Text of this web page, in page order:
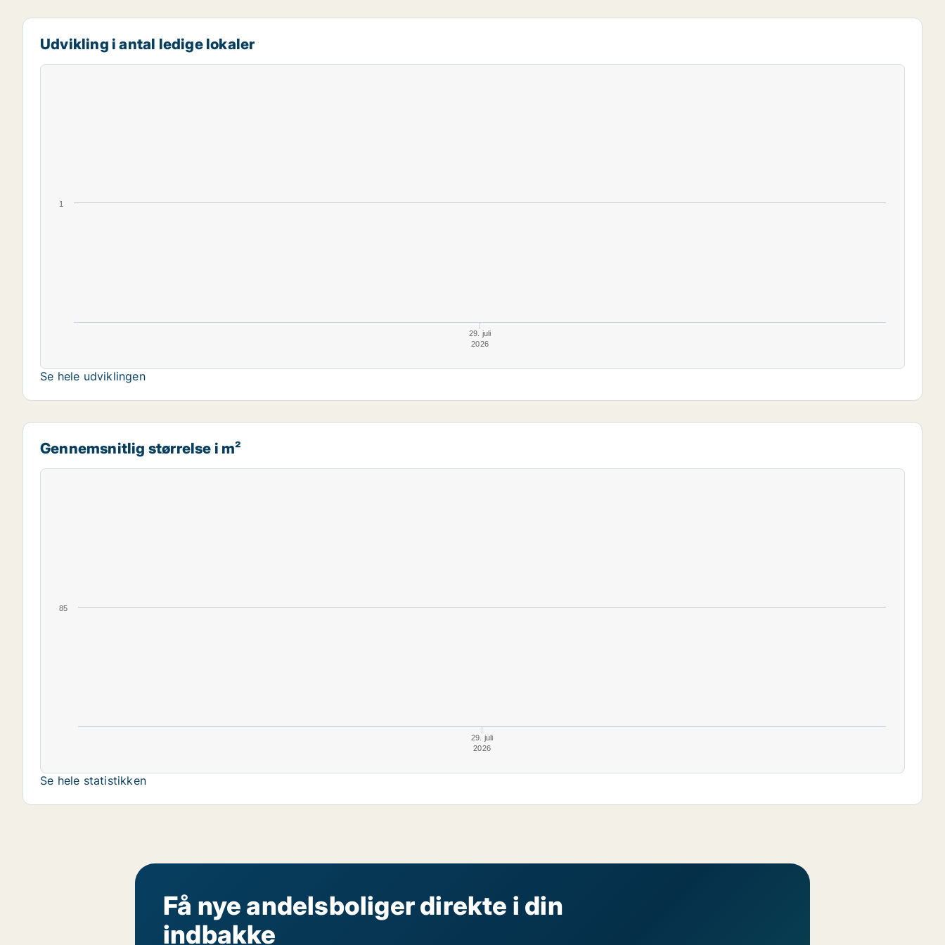
Udvikling i antal ledige lokaler
29. juli
2026
1
Se hele udviklingen
Gennemsnitlig størrelse i m²
29. juli
2026
85
Se hele statistikken
Få nye andelsboliger direkte i din
indbakke